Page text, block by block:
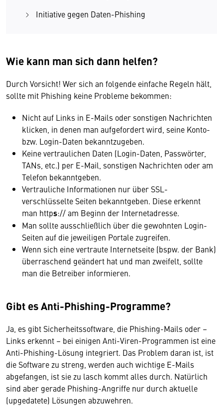
Initiative gegen Daten-Phishing
Wie kann man sich dann helfen?
Durch Vorsicht! Wer sich an folgende einfache Regeln hält,
sollte mit Phishing keine Probleme bekommen:
Nicht auf Links in E-Mails oder sonstigen Nachrichten
klicken, in denen man aufgefordert wird, seine Konto-
bzw. Login-Daten bekanntzugeben.
Keine vertraulichen Daten (Login-Daten, Passwörter,
TANs, etc.) per E-Mail, sonstigen Nachrichten oder am
Telefon bekanntgeben.
Vertrauliche Informationen nur über SSL-
verschlüsselte Seiten bekanntgeben. Diese erkennt
man https:// am Beginn der Internetadresse.
Man sollte ausschließlich über die gewohnten Login-
Seiten auf die jeweiligen Portale zugreifen.
Wenn sich eine vertraute Internetseite (bspw. der Bank)
überraschend geändert hat und man zweifelt, sollte
man die Betreiber informieren.
Gibt es Anti-Phishing-Programme?
Ja, es gibt Sicherheitssoftware, die Phishing-Mails oder –
Links erkennt – bei einigen Anti-Viren-Programmen ist eine
Anti-Phishing-Lösung integriert. Das Problem daran ist, ist
die Software zu streng, werden auch wichtige E-Mails
abgefangen, ist sie zu lasch kommt alles durch. Natürlich
sind aber gerade Phishing-Angriffe nur durch aktuelle
(upgedatete) Lösungen abzuwehren.